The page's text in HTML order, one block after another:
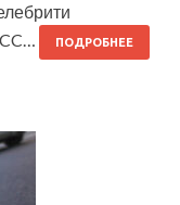
ПОДРОБНЕЕ